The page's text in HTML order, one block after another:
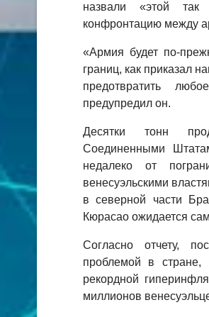
назвали «этой так
конфронтацию между
«Армия будет по-
границ, как приказал
предотвратить
предупредил он.
Десятки тонн
Соединенными
недалеко от
венесуэльскими
в северной части
Кюрасао ожидается
Согласно отчету,
проблемой в стране,
рекордной
миллионов